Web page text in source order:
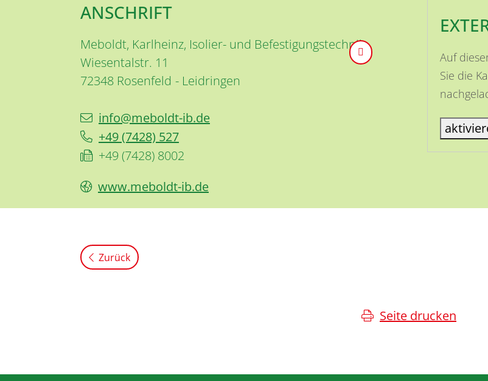
ANSCHRIFT
Meboldt, Karlheinz, Isolier- und Befestigungstechnik
Leidringen
Wiesentalstr. 11
72348 Rosenfeld
info@meboldt-ib.de
+49 (7428) 527
+49 (7428) 8002
www.meboldt-ib.de
Auf
Sie die
Zurück
Seite drucken